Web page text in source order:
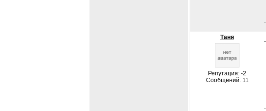
Таня
Репутация: -2
Сообщений: 11